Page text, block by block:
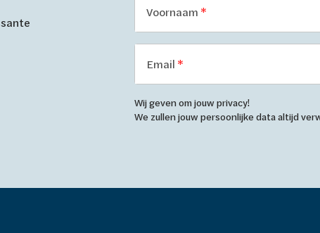
Voornaam
Email
Wij geven om jouw privacy!
We zullen jouw persoonlijke data altijd